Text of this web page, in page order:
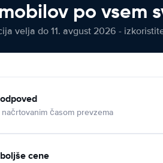
po vsem
velja do 11. avgust 2026 -
časom prevzema
cene